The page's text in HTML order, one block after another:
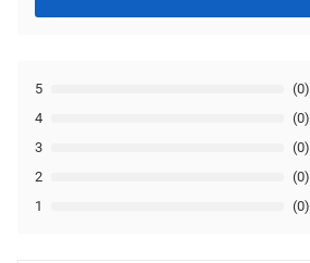
1 (0)
2 (0)
3 (0)
4 (0)
5 (0)